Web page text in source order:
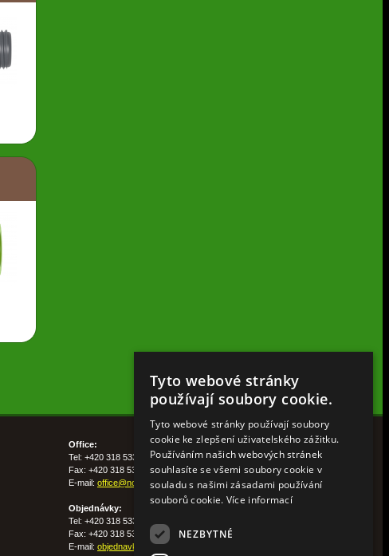
Office:
Tel: +420 318 533 511
Fax: +420 318 533 513
E-mail: office@nohelgarden.cz
Objednávky:
Tel: +420 318 533 533
Fax: +420 318 533 538
E-mail: objednavky@nohelgarden.cz
Tyto webové stránky
používají soubory cookie.
Tyto webové stránky používají soubory
cookie ke zlepšení uživatelského zážitku.
Používáním našich webových stránek
souhlasíte se všemi soubory cookie v
souladu s našimi zásadami používání
souborů cookie. Více informací
NEZBYTNÉ